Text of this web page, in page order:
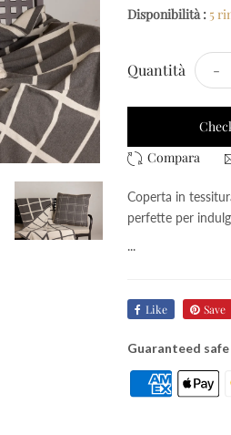
Disponibilità : 5
Quantità -
Coperta in
perfette per
...
Like Save
Guaranteed